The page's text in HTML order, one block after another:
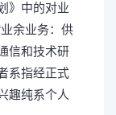
》中的对业
余业务：供
信和技术研
系指经正式
趣纯系个人